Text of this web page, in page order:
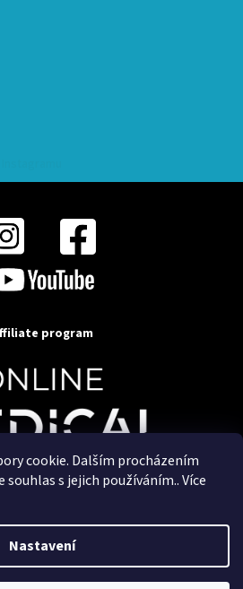
cookie. Dalším procházením
s jejich používáním.. Více
Nastavení
program
. Všechna práva
zajišťuje